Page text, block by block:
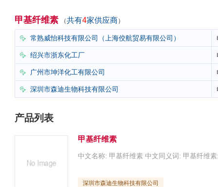
甲基纤维素 （共有4家供应商）
 常熟威怡科技有限公司（上海佼航贸易有限公司）
 绍兴市浙东化工厂
 广州市坤洋化工有限公司
 深圳市森迪生物科技有限公司
产品列表
甲基纤维素
深圳市森迪生物科技有限公司